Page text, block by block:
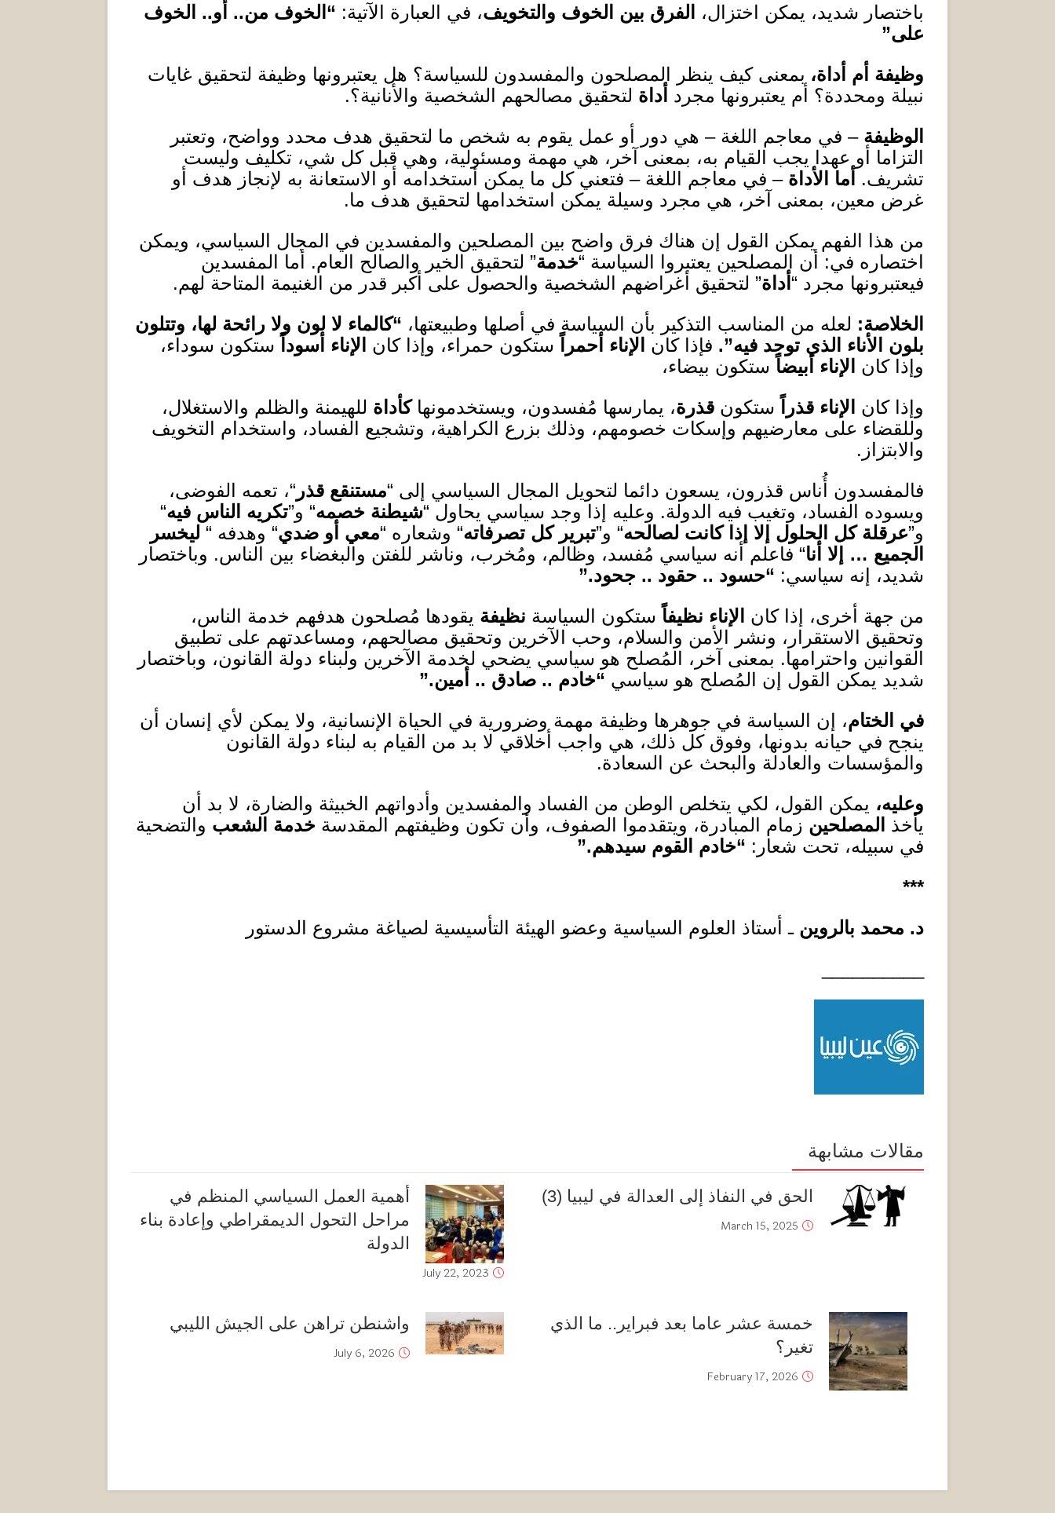
باختصار شديد، يمكن اختزال، الفرق بين الخوف والتخويف، في العبارة الآتية:
“ الخوف من.. أو.. الخوف
على”
وظيفة أم أداة، بمعنى كيف ينظر المصلحون والمفسدون للسياسة؟ هل يعتبرونها وظيفة لتحقيق غايات
نبيلة ومحددة؟ أم يعتبرونها مجرد أداة لتحقيق مصالحهم الشخصية والأنانية؟.
الوظيفة – في معاجم اللغة – هي دور أو عمل يقوم به شخص ما لتحقيق هدف محدد وواضح، وتعتبر
التزاما أو عهدا يجب القيام به، بمعنى آخر، هي مهمة ومسئولية، وهي قبل كل شي، تكليف وليست
تشريف. أما الأداة – في معاجم اللغة – فتعني كل ما يمكن أستخدامه أو الاستعانة به لإنجاز هدف أو
غرض معين، بمعنى آخر، هي مجرد وسيلة يمكن استخدامها لتحقيق هدف ما.
من هذا الفهم يمكن القول إن هناك فرق واضح بين المصلحين والمفسدين في المجال السياسي، ويمكن
اختصاره في: أن المصلحين يعتبروا السياسة “خدمة” لتحقيق الخير والصالح العام. أما المفسدين
فيعتبرونها مجرد “ أداة” لتحقيق أغراضهم الشخصية والحصول على أكبر قدر من الغنيمة المتاحة لهم.
الخلاصة: لعله من المناسب التذكير بأن السياسة في أصلها وطبيعتها، “كالماء لا لون ولا رائحة لها، وتتلون
بلون الأناء الذي توجد فيه”. فإذا كان الإناء أحمراً ستكون حمراء، وإذا كان الإناء أسوداً ستكون سوداء،
وإذا كان الإناء أبيضاً ستكون بيضاء،
وإذا كان الإناء قذراً ستكون قذرة، يمارسها مُفسدون، ويستخدمونهاكأداة للهيمنة والظلم والاستغلال،
وللقضاء على معارضيهم وإسكات خصومهم، وذلك بزرع الكراهية، وتشجيع الفساد، واستخدام التخويف
والابتزاز .
فالمفسدون أُناس قذرون، يسعون دائما لتحويل المجال السياسي إلى “مستنقع قذر “، تعمه الفوضى،
ويسوده الفساد، وتغيب فيه الدولة. وعليه إذا وجد سياسي يحاول “شيطنة خصمه“ و”تكريه الناس فيه“
و”عرقلة كل الحلول إلا إذا كانت لصالحه“ و”تبرير كل تصرفاته“ وشعاره “معي أو ضدي“ وهدفه “ ليخسر
الجميع … إلا أنا“ فاعلم أنه سياسي مُفسد، وظالم، ومُخرب، وناشر للفتن والبغضاء بين الناس. وباختصار
شديد، إنه سياسي:
“حسود .. حقود .. جحود.”
من جهة أخرى، إذا كان الإناء نظيفاً ستكون السياسة نظيفة يقودها مُصلحون هدفهم خدمة الناس،
وتحقيق الاستقرار، ونشر الأمن والسلام، وحب الآخرين وتحقيق مصالحهم، ومساعدتهم على تطبيق
القوانين واحترامها. بمعنى آخر، المُصلح هو سياسي يضحي لخدمة الآخرين ولبناء دولة القانون، وباختصار
شديد يمكن القول إن المُصلح هو سياسي “خادم .. صادق .. أمين.”
في الختام، إن السياسة في جوهرها وظيفة مهمة وضرورية في الحياة الإنسانية، ولا يمكن لأي إنسان أن
ينجح في حيانه بدونها، وفوق كل ذلك، هي واجب أخلاقي لا بد من القيام به لبناء دولة القانون
والمؤسسات والعادلة والبحث عن السعادة.
وعليه، يمكن القول، لكي يتخلص الوطن من الفساد والمفسدين وأدواتهم الخبيثة والضارة، لا بد أن
يأخذ المصلحين زمام المبادرة، ويتقدموا الصفوف، وأن تكون وظيفتهم المقدسة خدمة الشعب والتضحية
في سبيله، تحت شعار :
“خادم القوم سيدهم.”
***
د. محمد بالروينـأستاذ العلوم السياسية وعضو الهيئة التأسيسية لصياغة مشروع الدستور
مقالات مشابهة
أهمية العمل السياسي المنظم في
مراحل التحول الديمقراطي وإعادة بناء
الدولة
July 22, 2023
الحق في النفاذ إلى العدالة في ليبيا (3)
March 15, 2025
واشنطن تراهن على الجيش الليبي
July 6, 2026
خمسة عشر عاما بعد فبراير.. ما الذي
تغير؟
February 17, 2026